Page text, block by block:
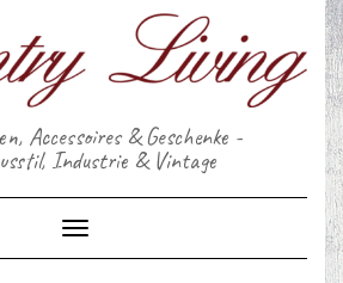
Accessoires & Geschenke -
Industrie & Vintage
Toggle Navigation